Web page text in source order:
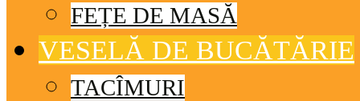
FEȚE DE MASĂ
VESELĂ DE BUCĂTĂRIE
TACÎMURI